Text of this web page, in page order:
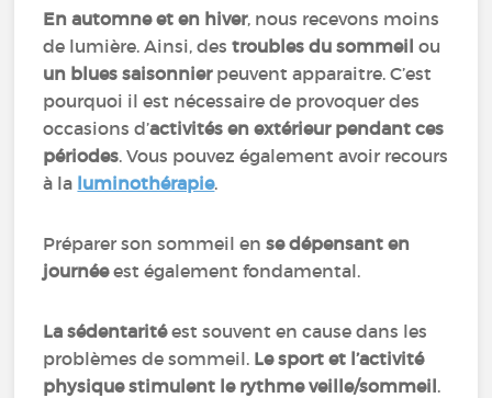
En automne et en hiver, nous recevons moins
de lumière. Ainsi, destroubles du sommeil ou
un blues saisonnierpeuvent apparaitre. C’est
pourquoi il est nécessaire de provoquer des
occasions d’activités en extérieur pendant ces
périodes. Vous pouvez également avoir recours
à la luminothérapie.
Préparer son sommeil en se dépensant en
journéeest également fondamental.
La sédentaritéest souvent en cause dans les
problèmes de sommeil. Le sport et l’activité
physique stimulent le rythme veille/sommeil.